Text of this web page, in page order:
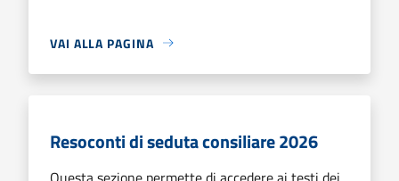
VAI ALLA PAGINA
Resoconti di seduta consiliare 2026